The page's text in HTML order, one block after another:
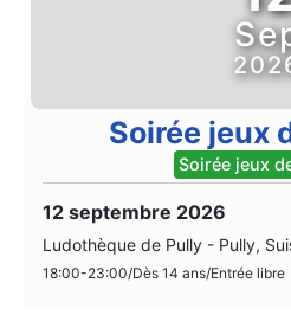
Soirée jeux
Soirée jeux
12 septembre 2026
Ludothèque de Pully - Pully,
18:00-23:00/Dès 14 ans/Entrée libre